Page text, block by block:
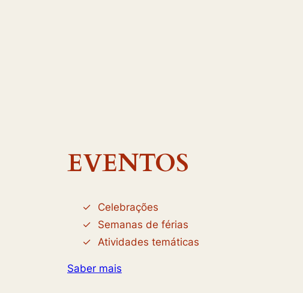
EVENTOS
Celebrações
Semanas de férias
Atividades temáticas
Saber mais